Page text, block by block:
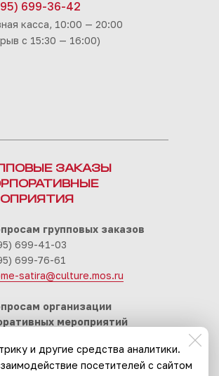
699-36-42
касса, 10:00 — 20:00
с 15:30 — 16:00)
ЗАКАЗЫ
групповых заказов
699-41-03
699-76-61
satira@culture.mos.ru
организации
мероприятий
и другие средства аналитики.
посетителей с сайтом